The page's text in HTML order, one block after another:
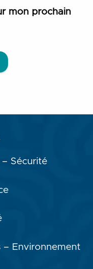
mon prochain
Sécurité
– Environnement